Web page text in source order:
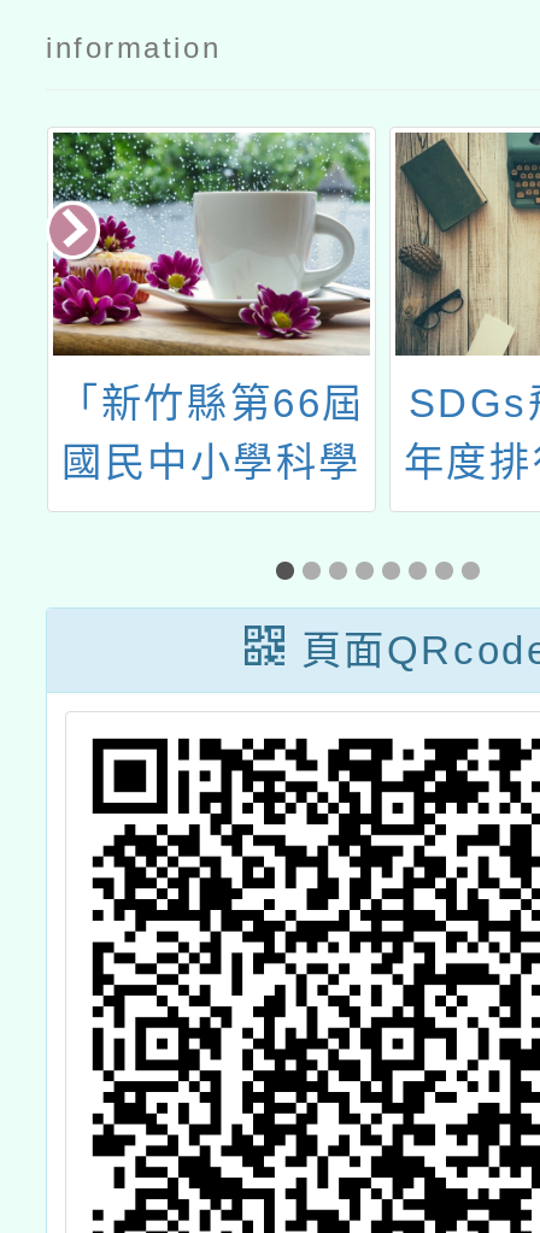
information
「新竹縣第66屆
國民中小學科學
展覽會」
SDGs
年度
頁面